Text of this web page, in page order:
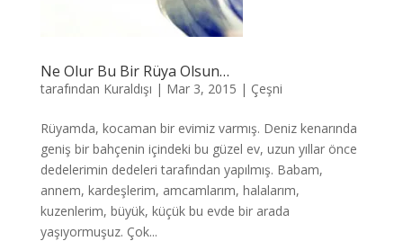
Ne Olur Bu Bir Rüya Olsun…
tarafından Kuraldışı | Mar 3, 2015 | Çeşni
Rüyamda, kocaman bir evimiz varmış. Deniz kenarında
geniş bir bahçenin içindeki bu güzel ev, uzun yıllar önce
dedelerimin dedeleri tarafından yapılmış. Babam,
annem, kardeşlerim, amcamlarım, halalarım,
kuzenlerim, büyük, küçük bu evde bir arada
yaşıyormuşuz. Çok...